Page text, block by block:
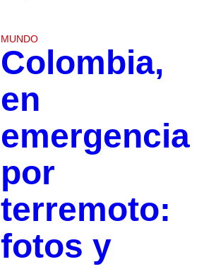
MUNDO
Colombia,
en
emergencia
por
terremoto:
fotos y